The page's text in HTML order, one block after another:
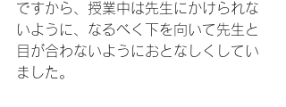
ですから、授業中は先生にかけられな
いように、なるべく下を向いて先生と
目が合わないようにおとなしくしてい
ました。